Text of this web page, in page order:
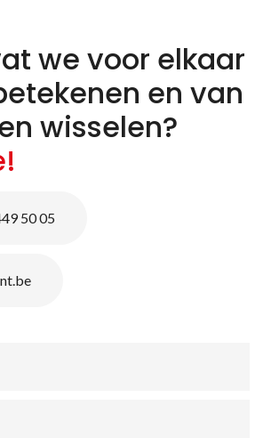
we voor elkaar
en van
wisselen?
50 05